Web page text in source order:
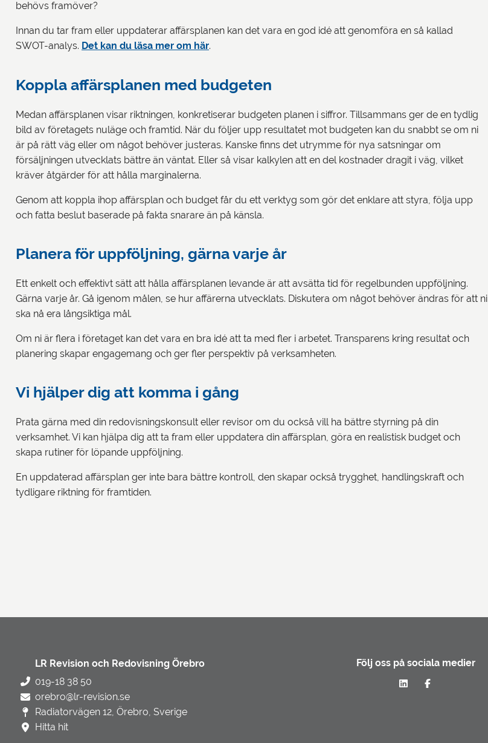
behövs framöver?
Innan du tar fram eller uppdaterar affärsplanen kan det vara en god idé att genomföra en så kallad
SWOT-analys. Det kan du läsa mer om här.
Koppla affärsplanen med budgeten
Medan affärsplanen visar riktningen, konkretiserar budgeten planen i siffror. Tillsammans ger de en tydlig
bild av företagets nuläge och framtid. När du följer upp resultatet mot budgeten kan du snabbt se om ni
är på rätt väg eller om något behöver justeras. Kanske finns det utrymme för nya satsningar om
försäljningen utvecklats bättre än väntat. Eller så visar kalkylen att en del kostnader dragit i väg, vilket
kräver åtgärder för att hålla marginalerna.
Genom att koppla ihop affärsplan och budget får du ett verktyg som gör det enklare att styra, följa upp
och fatta beslut baserade på fakta snarare än på känsla.
Planera för uppföljning, gärna varje år
Ett enkelt och effektivt sätt att hålla affärsplanen levande är att avsätta tid för regelbunden uppföljning.
Gärna varje år. Gå igenom målen, se hur affärerna utvecklats. Diskutera om något behöver ändras för att ni
ska nå era långsiktiga mål.
Om ni är flera i företaget kan det vara en bra idé att ta med fler i arbetet. Transparens kring resultat och
planering skapar engagemang och ger fler perspektiv på verksamheten.
Vi hjälper dig att komma i gång
Prata gärna med din redovisningskonsult eller revisor om du också vill ha bättre styrning på din
verksamhet. Vi kan hjälpa dig att ta fram eller uppdatera din affärsplan, göra en realistisk budget och
skapa rutiner för löpande uppföljning.
En uppdaterad affärsplan ger inte bara bättre kontroll, den skapar också trygghet, handlingskraft och
tydligare riktning för framtiden.
LR Revision och Redovisning Örebro
019-18 38 50
orebro@lr-revision.se
Radiatorvägen 12, Örebro, Sverige
Hitta hit
Följ oss på sociala medier